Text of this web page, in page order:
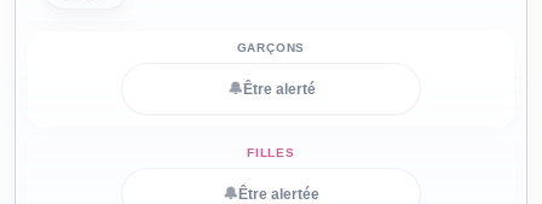
🔔 Être alerté
🔔 Être alertée